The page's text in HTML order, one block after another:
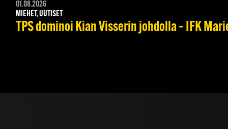
01.08.2026
MIEHET, UUTISET
TPS dominoi Kian Visserin johdolla – IFK